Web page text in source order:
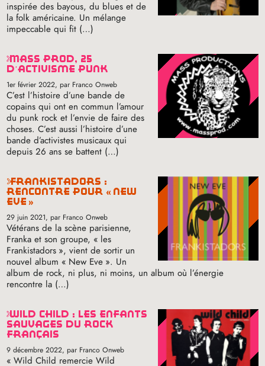
inspirée des bayous, du blues et de
la folk américaine. Un mélange
impeccable qui fit (…)
mass prod, 25
d’activisme punk
1er février 2022, par Franco Onweb
C’est l’histoire d’une bande de
copains qui ont en commun l’amour
du punk rock et l’envie de faire des
choses. C’est aussi l’histoire d’une
bande d’activistes musicaux qui
depuis 26 ans se battent (…)
frankistadors :
rencontre pour « new
eve »
29 juin 2021, par Franco Onweb
Vétérans de la scène parisienne,
Franka et son groupe, « les
Frankistadors », vient de sortir un
nouvel album « New Eve ». Un
album de rock, ni plus, ni moins, un album où l’énergie
rencontre la (…)
wild child : les enfants
sauvages du rock
français
9 décembre 2022, par Franco Onweb
« Wild Child remercie Wild